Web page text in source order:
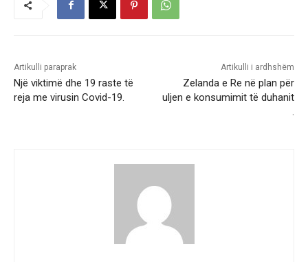
Artikulli paraprak
Një viktimë dhe 19 raste të
reja me virusin Covid-19.
Artikulli i ardhshëm
Zelanda e Re në plan për
uljen e konsumimit të duhanit
.